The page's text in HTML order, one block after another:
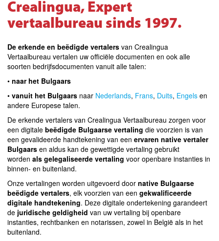
Crealingua, Expert
vertaalbureau sinds 1997.
De erkende en beëdigde vertalers van Crealingua
Vertaalbureau vertalen uw officiële documenten en ook alle
soorten bedrijfsdocumenten vanuit alle talen:
• naar het Bulgaars
• vanuit het Bulgaars naar Nederlands, Frans, Duits, Engels en
andere Europese talen.
De erkende vertalers van Crealingua Vertaalbureau zorgen voor
een digitale beëdigde Bulgaarse vertaling die voorzien is van
een gevalideerde handtekening van een ervaren native vertaler
Bulgaars en aldus kan de gewettigde vertaling gebruikt
worden als gelegaliseerde vertaling voor openbare instanties in
binnen- en buitenland.
Onze vertalingen worden uitgevoerd door native Bulgaarse
beëdigde vertalers, elk voorzien van een gekwalificeerde
digitale handtekening. Deze digitale ondertekening garandeert
de juridische geldigheid van uw vertaling bij openbare
instanties, rechtbanken en notarissen, zowel in België als in het
buitenland.